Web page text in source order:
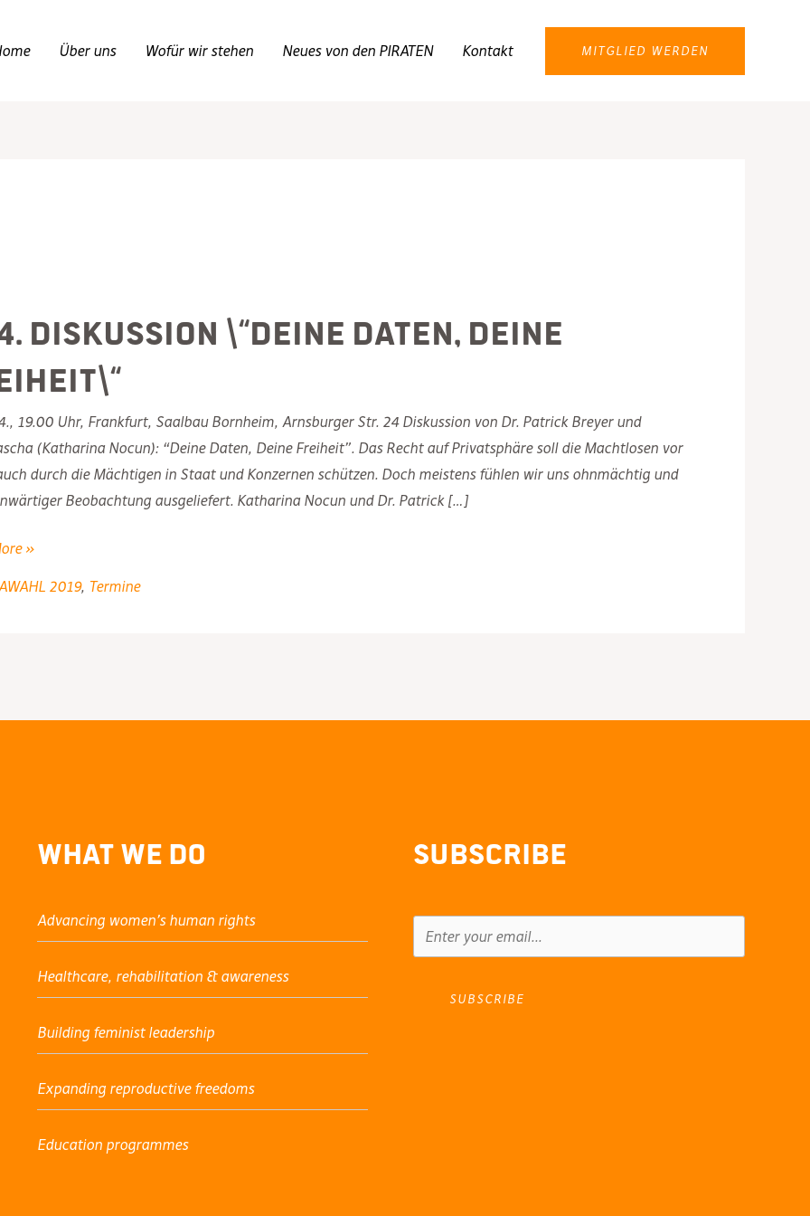
Über uns Wofür wir stehen Neues von den PIRATEN Kontakt MITGLIED WERDEN
Diskussion \“Deine Daten, Deine
19.00 Uhr, Frankfurt, Saalbau Bornheim, Arnsburger Str. 24 Diskussion von Dr. Patrick Breyer und
(Katharina Nocun): “Deine Daten, Deine Freiheit”. Das Recht auf Privatsphäre soll die Machtlosen vor
durch die Mächtigen in Staat und Konzernen schützen. Doch meistens fühlen wir uns ohnmächtig und
Beobachtung ausgeliefert. Katharina Nocun und Dr. Patrick […]
»
2019, Termine
What We Do
Advancing women’s human rights
Healthcare, rehabilitation & awareness
Building feminist leadership
Expanding reproductive freedoms
Education programmes
Subscribe
SUBSCRIBE